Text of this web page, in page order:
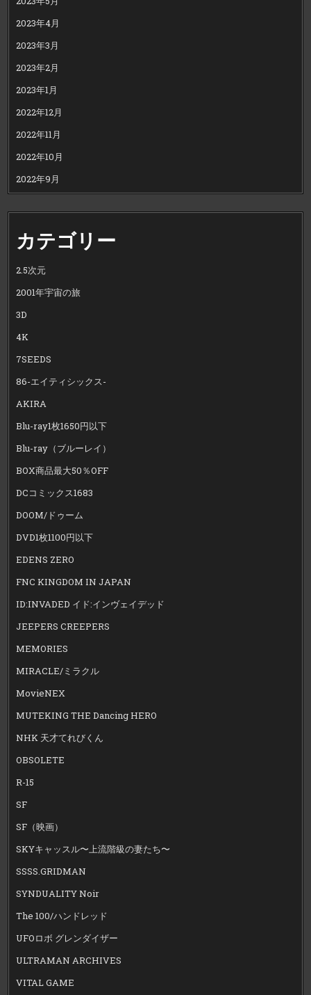
2023年4月
2023年3月
2023年2月
2023年1月
2022年12月
2022年11月
2022年10月
2022年9月
カテゴリー
2.5次元
2001年宇宙の旅
3D
4K
7SEEDS
86-エイティシックス-
AKIRA
Blu-ray1枚1650円以下
Blu-ray（ブルーレイ）
BOX商品最大50％OFF
DCコミックス1683
DOOM/ドゥーム
DVD1枚1100円以下
EDENS ZERO
FNC KINGDOM IN JAPAN
ID:INVADED イド:インヴェイデッド
JEEPERS CREEPERS
MEMORIES
MIRACLE/ミラクル
MovieNEX
MUTEKING THE Dancing HERO
NHK 天才てれびくん
OBSOLETE
R-15
SF
SF（映画）
SKYキャッスル〜上流階級の妻たち〜
SSSS.GRIDMAN
SYNDUALITY Noir
The 100/ハンドレッド
UFOロボ グレンダイザー
ULTRAMAN ARCHIVES
VITAL GAME